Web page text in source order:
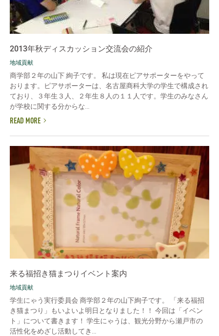
2013年秋ディスカッション交流会の紹介
地域貢献
商学部２年の山下 絢子です。 私は現在ピアサポーターをやって
おります。ピアサポーターは、名古屋商科大学の学生で構成され
ており、３年生３人、２年生８人の１１人です。学生のみなさん
が学校に関する分からな...
READ MORE
来る福招き猫まつりイベント案内
地域貢献
学生にゃう実行委員会 商学部２年の山下絢子です。 「来る福招
き猫まつり」もいよいよ明日となりました！！ 今回は「イベン
ト」について書きます！ 学生にゃうは、観光分野から瀬戸市の
活性化をめざし活動してき...